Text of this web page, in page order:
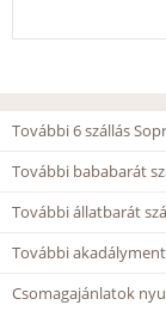
További 6 szállás
További bababarát
További állatbarát
További
Csomagajánlatok